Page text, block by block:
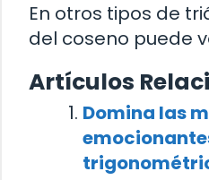
En otros tipos de
del coseno puede
Artículos
Domina las